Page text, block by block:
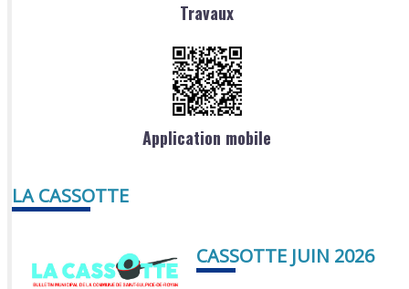
Travaux
Application mobile
LA CASSOTTE
CASSOTTE JUIN 2026